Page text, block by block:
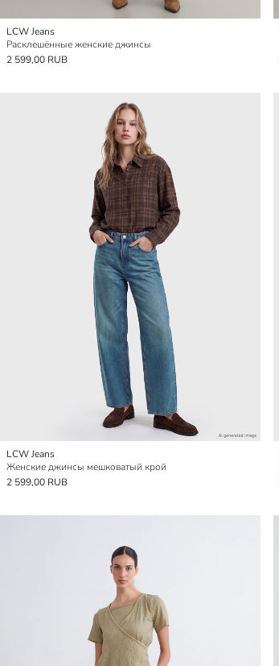
LCW Jeans
Расклешённые женские джинсы
2 599,00 RUB
LCW Jeans
Женские джинсы мешковатый крой
2 599,00 RUB